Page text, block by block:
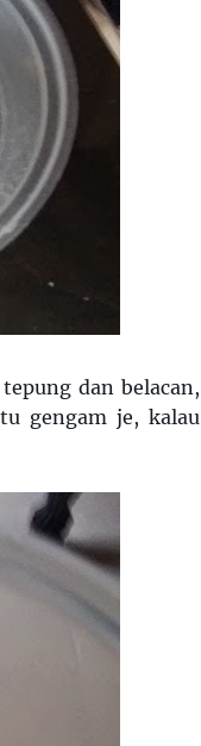
dan belacan,
gengam je, kalau